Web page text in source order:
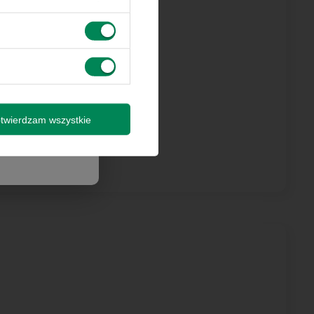
wysyłki
się wszystkie